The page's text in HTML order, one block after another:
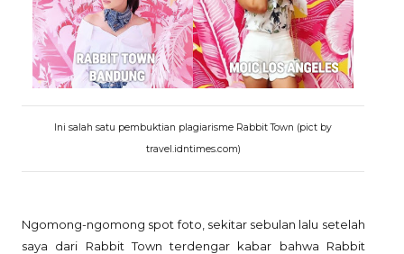
Ini salah satu pembuktian plagiarisme Rabbit Town (pict by
travel.idntimes.com)
Ngomong-ngomong spot foto, sekitar sebulan lalu setelah
saya dari Rabbit Town terdengar kabar bahwa Rabbit